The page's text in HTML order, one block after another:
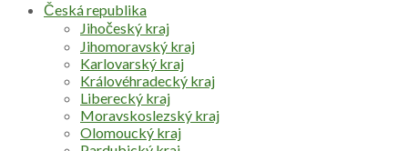
Česká republika
Jihočeský kraj
Jihomoravský kraj
Karlovarský kraj
Královéhradecký kraj
Liberecký kraj
Moravskoslezský kraj
Olomoucký kraj